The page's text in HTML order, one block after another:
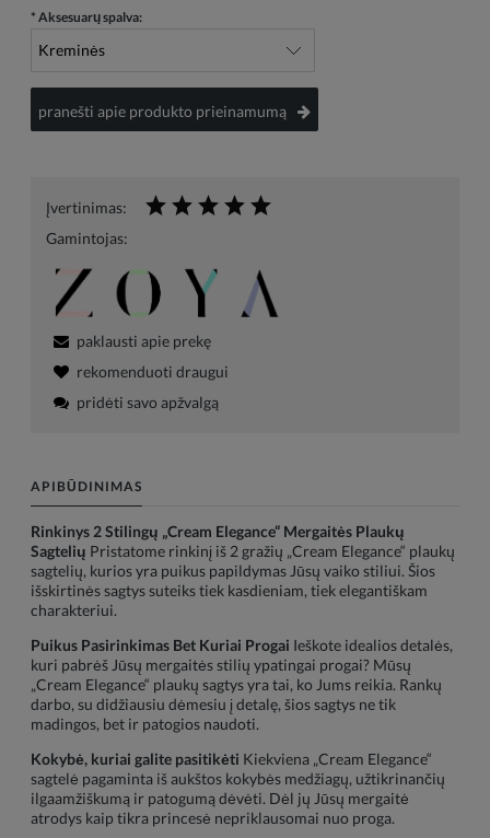
* Aksesuarų spalva:
pranešti apie produkto prieinamumą
Įvertinimas:
Gamintojas:
paklausti apie prekę
rekomenduoti draugui
pridėti savo apžvalgą
APIBŪDINIMAS
Rinkinys 2 Stilingų „Cream Elegance“ Mergaitės Plaukų
Sagtelių Pristatome rinkinį iš 2 gražių „Cream Elegance“ plaukų
sagtelių, kurios yra puikus papildymas Jūsų vaiko stiliui. Šios
išskirtinės sagtys suteiks tiek kasdieniam, tiek elegantiškam
charakteriui.
Puikus Pasirinkimas Bet Kuriai Progai Ieškote idealios detalės,
kuri pabrėš Jūsų mergaitės stilių ypatingai progai? Mūsų
„Cream Elegance“ plaukų sagtys yra tai, ko Jums reikia. Rankų
darbo, su didžiausiu dėmesiu į detalę, šios sagtys ne tik
madingos, bet ir patogios naudoti.
Kokybė, kuriai galite pasitikėti Kiekviena „Cream Elegance“
sagtelė pagaminta iš aukštos kokybės medžiagų, užtikrinančių
ilgaamžiškumą ir patogumą dėvėti. Dėl jų Jūsų mergaitė
atrodys kaip tikra princesė nepriklausomai nuo proga.